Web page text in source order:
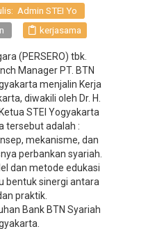
Admin STEI Yo
kerjasama
(PERSERO) tbk.
Manager PT. BTN
menjalin Kerja
diwakili oleh Dr. H.
STEI Yogyakarta
tersebut adalah :
mekanisme, dan
perbankan syariah.
dan metode edukasi
bentuk sinergi antara
praktik.
Bank BTN Syariah